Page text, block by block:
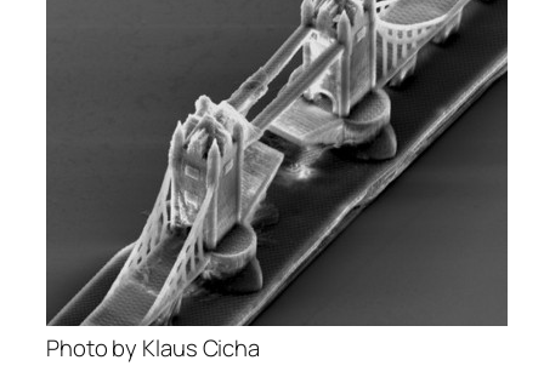
Photo by Klaus Cicha